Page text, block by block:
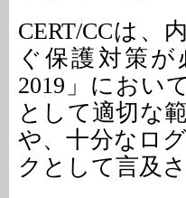
CERT/CCは、
ぐ保護対策が
2019」におい
として適切な
や、十分なロ
クとして言及